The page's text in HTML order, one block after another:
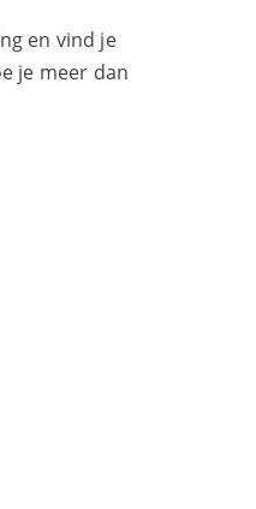
en vind je
je meer dan